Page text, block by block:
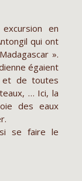
en
qui ont
».
égaient
et de toutes
… Ici, la
des eaux
se faire le